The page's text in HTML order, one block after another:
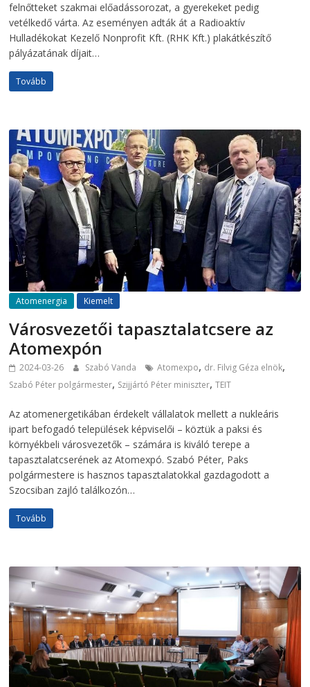
felnőtteket szakmai előadássorozat, a gyerekeket pedig
vetélkedő várta. Az eseményen adták át a Radioaktív
Hulladékokat Kezelő Nonprofit Kft. (RHK Kft.) plakátkészítő
pályázatának díjait…
Tovább
Atomenergia Kiemelt
Városvezetői tapasztalatcsere az
Atomexpón
2024-03-26 Szabó Vanda Atomexpo, dr. Filvig Géza elnök,
Szabó Péter polgármester, Szijjártó Péter miniszter,TEIT
Az atomenergetikában érdekelt vállalatok mellett a nukleáris
ipart befogadó települések képviselői – köztük a paksi és
környékbeli városvezetők – számára is kiváló terepe a
tapasztalatcserének az Atomexpó. Szabó Péter, Paks
polgármestere is hasznos tapasztalatokkal gazdagodott a
Szocsiban zajló találkozón…
Tovább